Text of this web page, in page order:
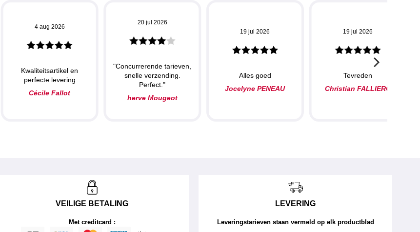
4 aug 2026
Kwaliteitsartikel en
perfecte levering
Cécile Fallot
20 jul 2026
"Concurrerende tarieven,
snelle verzending.
Perfect."
herve Mougeot
19 jul 2026
Alles goed
Jocelyne PENEAU
19 jul 2026
Tevreden
Christian FALLIERO
VEILIGE BETALING
Met creditcard :
LEVERING
Leveringstarieven staan vermeld op elk productblad